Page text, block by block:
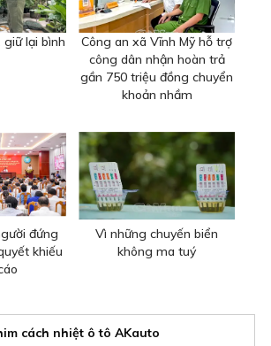
giữ lại bình
Công an xã Vĩnh Mỹ hỗ trợ
công dân nhận hoàn trả
gần 750 triệu đồng chuyển
khoản nhầm
đứng
khiếu
Vì những chuyến biển
không ma tuý
cách nhiệt ô tô AKauto